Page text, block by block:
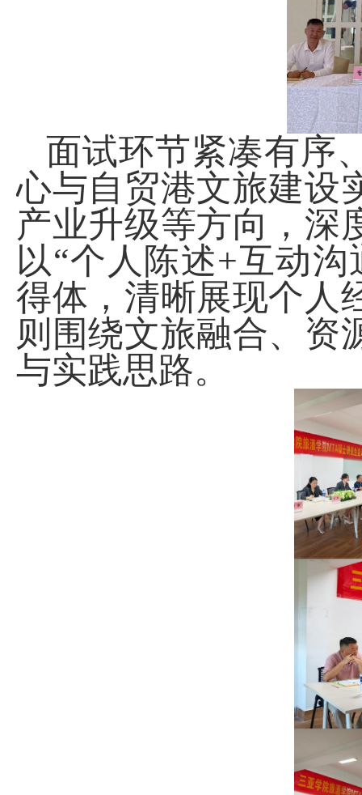
面试环节紧凑有序
心与自贸港文旅建设
产业升级等方向，深
以“个人陈述+互动沟
得体，清晰展现个人
则围绕文旅融合、资
与实践思路。